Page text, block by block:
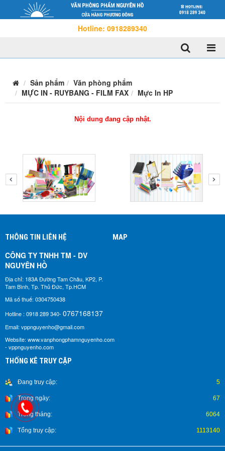
Hotline: 0918289340
Sản phẩm
Văn phòng phẩm
MỰC IN - RUYBANG - FILM FAX
Mực In HP
Nội dung đang cập nhật.
THÔNG TIN LIÊN HỆ
CÔNG TY TNHH TM - DV
NGUYÊN HỒ​
Địa chỉ: 183A Đường Tam Châu, KP2, P.
Tam Bình, Tp. Thủ Đức, Tp.HCM
Mã số thuế: 0304750438
Hotline : 0918 289 340- 0767168137
Email: vppnguyenho@gmail.com
Website: www.vanphongphamnguyenho.com
- vppnguyenho.com
MAP
THỐNG KÊ TRUY CẬP
Đang truy cập: 5
Trong ngày: 67
Trong tháng: 6064
Tổng truy cập: 1113140